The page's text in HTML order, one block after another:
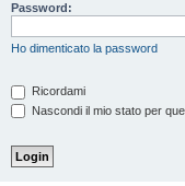
Password:
Ho dimenticato la password
Ricordami
Nascondi il mio stato per